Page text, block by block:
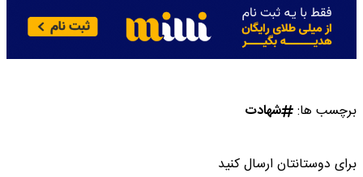
برچسب ها: شهادت
برای دوستانتان ارسال کنید